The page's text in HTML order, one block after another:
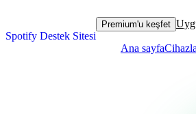
Spotify Destek Sitesi
Premium'u keşfet
Ana sayfa